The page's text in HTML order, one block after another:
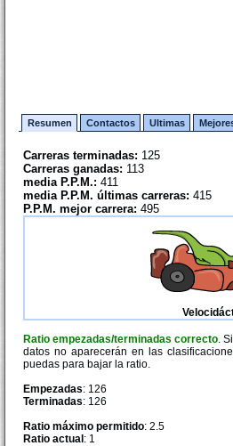
Resumen Contactos Ultimas
Carreras terminadas: 125
Carreras ganadas: 113
media P.P.M.: 411
media P.P.M. últimas carreras: 415
P.P.M. mejor carrera: 495
Ratio empezadas/terminadas correcto.
datos no aparecerán en las
puedas para bajar la ratio.
Empezadas: 126
Terminadas: 126
Ratio máximo permitido: 2.5
Ratio actual : 1